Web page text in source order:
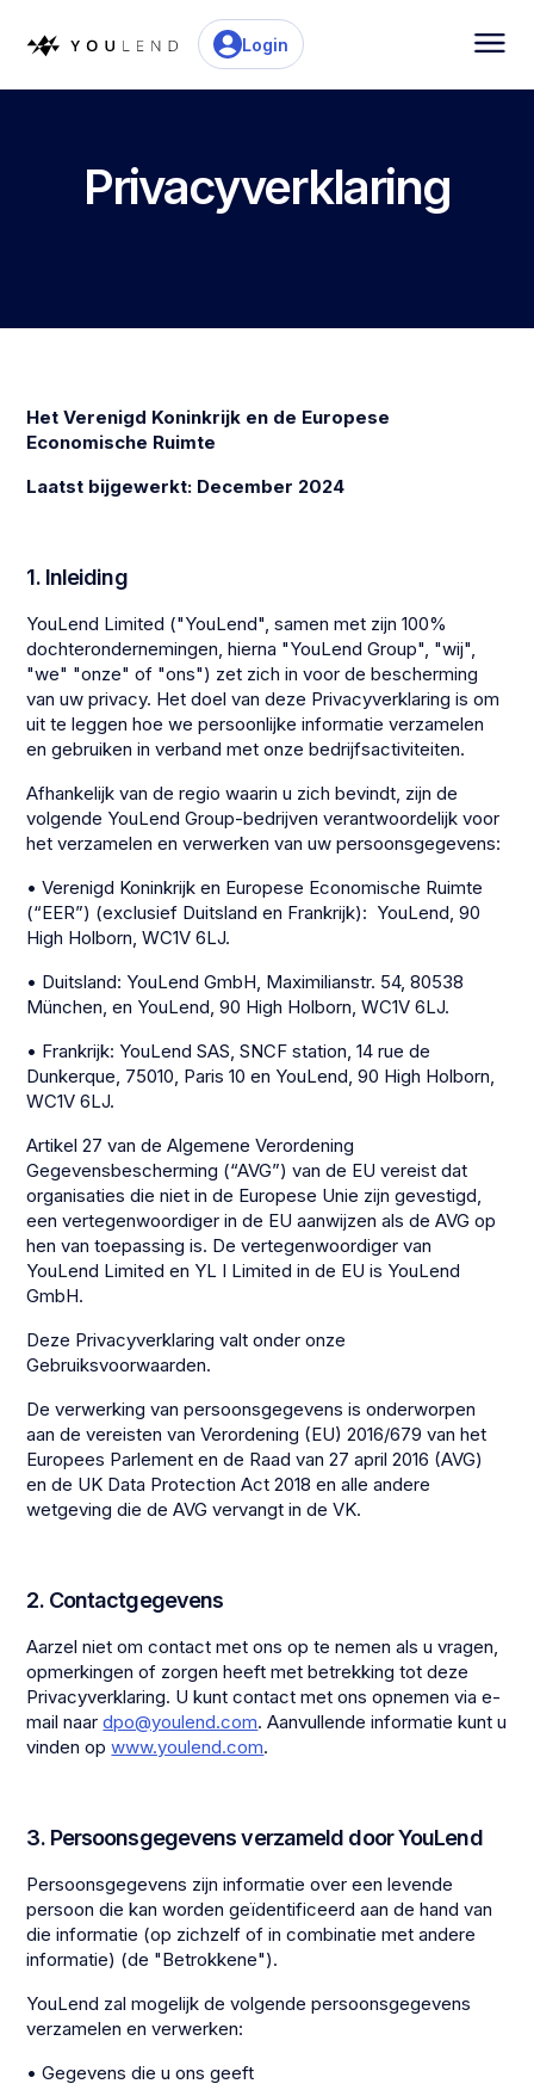
Login
Privacyverklaring
Het Verenigd Koninkrijk en de Europese
Economische Ruimte
Laatst bijgewerkt: December 2024
1. Inleiding
YouLend Limited ("YouLend", samen met zijn 100%
dochterondernemingen, hierna "YouLend Group", "wij",
"we" "onze" of "ons") zet zich in voor de bescherming
van uw privacy. Het doel van deze Privacyverklaring is om
uit te leggen hoe we persoonlijke informatie verzamelen
en gebruiken in verband met onze bedrijfsactiviteiten.
Afhankelijk van de regio waarin u zich bevindt, zijn de
volgende YouLend Group-bedrijven verantwoordelijk voor
het verzamelen en verwerken van uw persoonsgegevens:
• Verenigd Koninkrijk en Europese Economische Ruimte
(“EER”) (exclusief Duitsland en Frankrijk): YouLend, 90
High Holborn, WC1V 6LJ.
• Duitsland: YouLend GmbH, Maximilianstr. 54, 80538
München, en YouLend, 90 High Holborn, WC1V 6LJ.
• Frankrijk: YouLend SAS, SNCF station, 14 rue de
Dunkerque, 75010, Paris 10 en YouLend, 90 High Holborn,
WC1V 6LJ.
Artikel 27 van de Algemene Verordening
Gegevensbescherming (“AVG”) van de EU vereist dat
organisaties die niet in de Europese Unie zijn gevestigd,
een vertegenwoordiger in de EU aanwijzen als de AVG op
hen van toepassing is. De vertegenwoordiger van
YouLend Limited en YL I Limited in de EU is YouLend
GmbH.
Deze Privacyverklaring valt onder onze
Gebruiksvoorwaarden.
De verwerking van persoonsgegevens is onderworpen
aan de vereisten van Verordening (EU) 2016/679 van het
Europees Parlement en de Raad van 27 april 2016 (AVG)
en de UK Data Protection Act 2018 en alle andere
wetgeving die de AVG vervangt in de VK.
2. Contactgegevens
Aarzel niet om contact met ons op te nemen als u vragen,
opmerkingen of zorgen heeft met betrekking tot deze
Privacyverklaring. U kunt contact met ons opnemen via e-
mail naardpo@youlend.com. Aanvullende informatie kunt u
vinden opwww.youlend.com.
3. Persoonsgegevens verzameld door YouLend
Persoonsgegevens zijn informatie over een levende
persoon die kan worden geïdentificeerd aan de hand van
die informatie (op zichzelf of in combinatie met andere
informatie) (de "Betrokkene").
YouLend zal mogelijk de volgende persoonsgegevens
verzamelen en verwerken:
• Gegevens die u ons geeft